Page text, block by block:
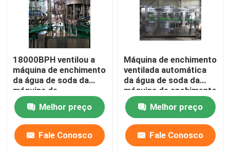
18000BPH ventilou a
máquina de enchimento
da água de soda da
máquina de
engarrafamento da
água de sodaMelhor preço
Fale Conosco
Máquina de enchimento
ventilada automática
da água de soda da
máquina de enchimento
da água de soda
12000BPH de aço
inoxidável
Melhor preço
Fale Conosco